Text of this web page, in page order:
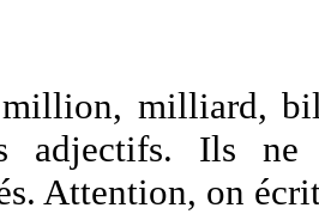
milliard,
adjectifs. Ils ne
Attention, on